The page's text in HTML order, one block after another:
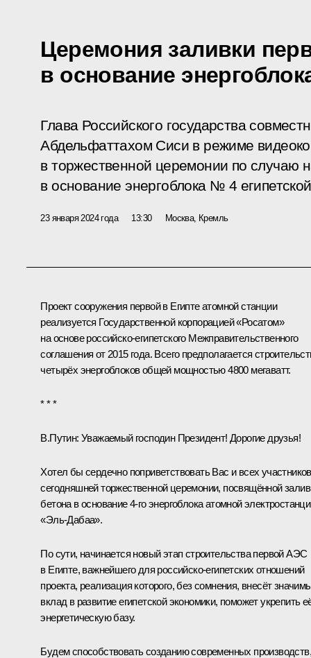
Церемония заливки
в основание
Глава Российского государства
Абдельфаттахом Сиси в режиме
в торжественной церемонии по случаю
в основание энергоблока № 4
23 января 2024 года 13:30 Москва, Кремль
Проект сооружения первой в Египте атомной станции
реализуется Государственной корпорацией «Росатом»
на основе российско-египетского Межправительственного
соглашения от 2015 года. Всего предполагается
четырёх энергоблоков общей мощностью 4800 мегаватт.
* * *
В.Путин: Уважаемый господин Президент! Дорогие друзья!
Хотел бы сердечно поприветствовать Вас и всех участников
сегодняшней торжественной церемонии, посвящённой
бетона в основание 4-го энергоблока атомной
«Эль-Дабаа».
По сути, начинается новый этап строительства первой АЭС
в Египте, важнейшего для российско-египетских отношений
проекта, реализация которого, без сомнения, внесёт
вклад в развитие египетской экономики, поможет укрепить
энергетическую базу.
Будем способствовать созданию современных производств,